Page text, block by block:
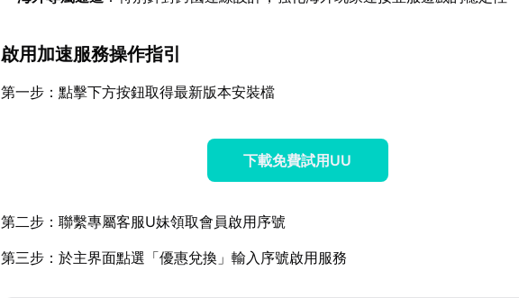
啟用加速服務操作指引
第一步：點擊下方按鈕取得最新版本安裝檔
下載免費試用UU
第二步：聯繫專屬客服U妹領取會員啟用序號
第三步：於主界面點選「優惠兌換」輸入序號啟用服務